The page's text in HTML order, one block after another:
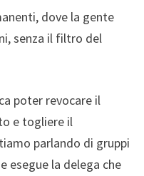
dove la gente
senza il filtro del
poter revocare il
e togliere il
parlando di gruppi
esegue la delega che